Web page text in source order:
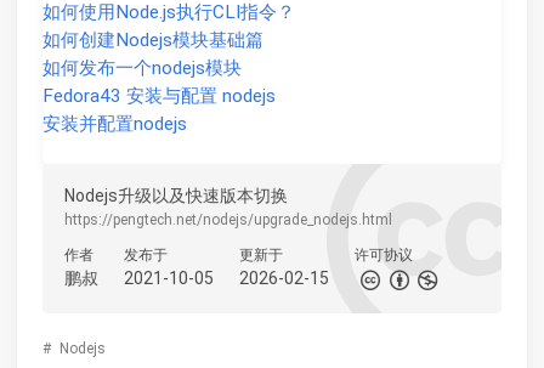
如何使用Node.js执行CLI指令？
如何创建Nodejs模块基础篇
如何发布一个nodejs模块
Fedora43 安装与配置 nodejs
安装并配置nodejs
Nodejs升级以及快速版本切换
https://pengtech.net/nodejs/upgrade_nodejs.html
作者
鹏叔
发布于
2021-10-05
更新于
2026-02-15
许可协议
# Nodejs